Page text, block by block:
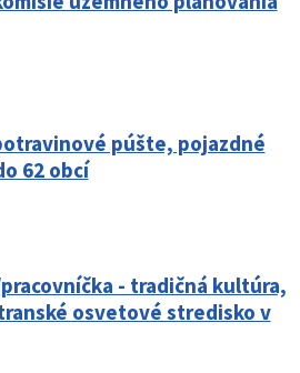
púšte, pojazdné
62 obcí
- tradičná kultúra,
osvetové stredisko v